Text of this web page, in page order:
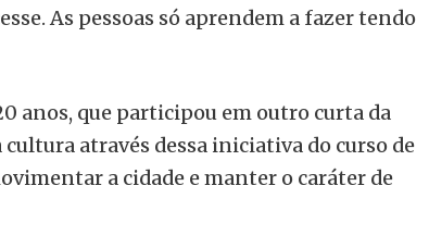
As pessoas só aprendem a fazer tendo
anos, que participou em outro curta da
através dessa iniciativa do curso de
a cidade e manter o caráter de